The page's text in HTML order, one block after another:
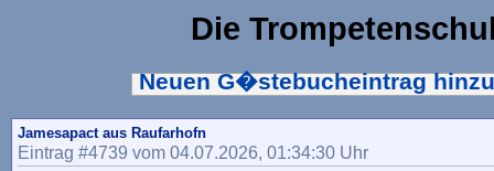
Die
Neuen G�stebucheintrag
Jamesapact aus Raufarhofn
Eintrag #4739 vom 04.07.2026, 01:34:30 Uhr